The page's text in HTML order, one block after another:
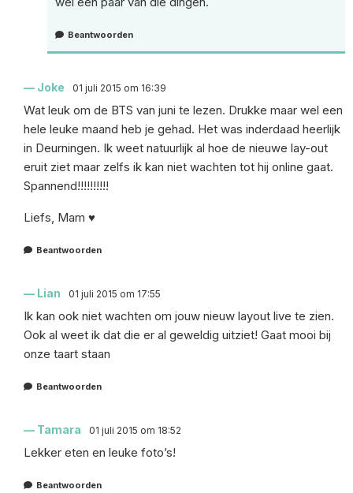
Beantwoorden
Joke 01 juli 2015 om 16:39
Wat leuk om de BTS van juni te lezen. Drukke maar wel een
hele leuke maand heb je gehad. Het was inderdaad heerlijk
in Deurningen. Ik weet natuurlijk al hoe de nieuwe lay-out
eruit ziet maar zelfs ik kan niet wachten tot hij online gaat.
Spannend!!!!!!!!!!
Liefs, Mam ♥
Beantwoorden
Lian 01 juli 2015 om 17:55
Ik kan ook niet wachten om jouw nieuw layout live te zien.
Ook al weet ik dat die er al geweldig uitziet! Gaat mooi bij
onze taart staan
Beantwoorden
Tamara 01 juli 2015 om 18:52
Lekker eten en leuke foto’s!
Beantwoorden